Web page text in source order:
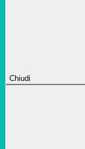
Chiudi